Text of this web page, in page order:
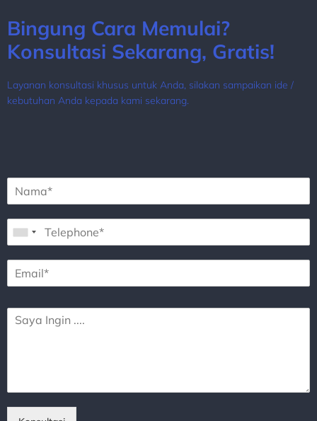
Bingung Cara Memulai?
Konsultasi Sekarang, Gratis!
Layanan konsultasi khusus untuk Anda, silakan sampaikan ide /
kebutuhan Anda kepada kami sekarang.